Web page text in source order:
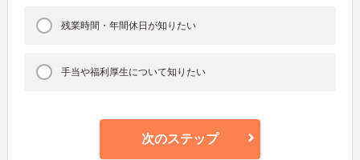
残業時間・年間休日が知りたい
手当や福利厚生について知りたい
次のステップ